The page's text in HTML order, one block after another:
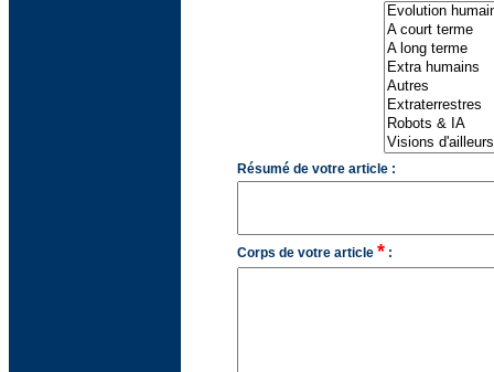
Résumé de votre article :
Corps de votre article *: